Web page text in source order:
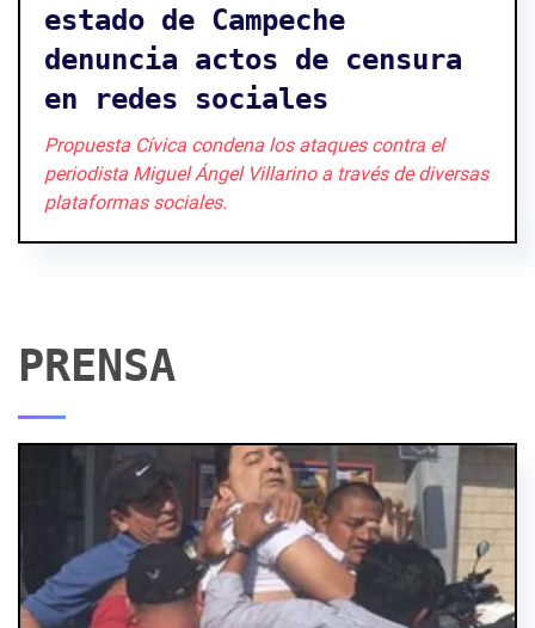
estado de Campeche
denuncia actos de censura
en redes sociales
Propuesta Cívica condena los ataques contra el
periodista Miguel Ángel Villarino a través de diversas
plataformas sociales.
PRENSA